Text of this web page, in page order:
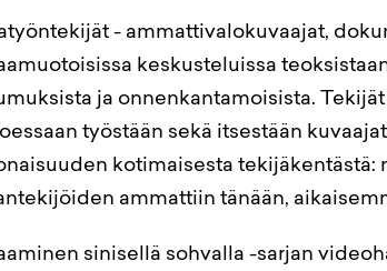
- ammattivalokuvaajat,
keskusteluissa
ja onnenkantamoisista.
työstään sekä itsestään
kotimaisesta tekijäkentästä:
ammattiin tänään,
sinisellä sohvalla -sarjan